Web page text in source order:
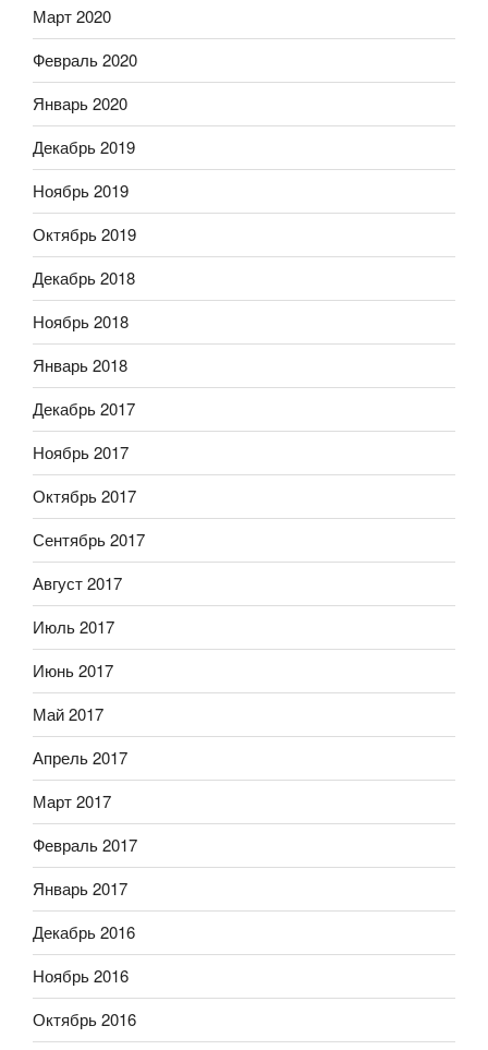
Март 2020
Февраль 2020
Январь 2020
Декабрь 2019
Ноябрь 2019
Октябрь 2019
Декабрь 2018
Ноябрь 2018
Январь 2018
Декабрь 2017
Ноябрь 2017
Октябрь 2017
Сентябрь 2017
Август 2017
Июль 2017
Июнь 2017
Май 2017
Апрель 2017
Март 2017
Февраль 2017
Январь 2017
Декабрь 2016
Ноябрь 2016
Октябрь 2016